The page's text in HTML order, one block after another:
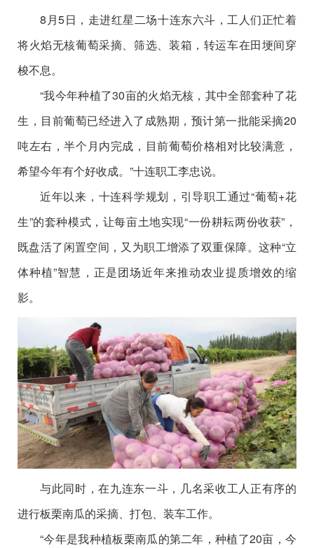
8月5日，走进红星二场十连东六斗，工人们正忙着
将火焰无核葡萄采摘、筛选、装箱，转运车在田埂间穿
梭不息。
“我今年种植了30亩的火焰无核，其中全部套种了花
生，目前葡萄已经进入了成熟期，预计第一批能采摘20
吨左右，半个月内完成，目前葡萄价格相对比较满意，
希望今年有个好收成。”十连职工李忠说。
近年以来，十连科学规划，引导职工通过“葡萄+花
生”的套种模式，让每亩土地实现“一份耕耘两份收获”，
既盘活了闲置空间，又为职工增添了双重保障。这种“立
体种植”智慧，正是团场近年来推动农业提质增效的缩
影。
与此同时，在九连东一斗，几名采收工人正有序的
进行板栗南瓜的采摘、打包、装车工作。
“今年是我种植板栗南瓜的第二年，种植了20亩，今